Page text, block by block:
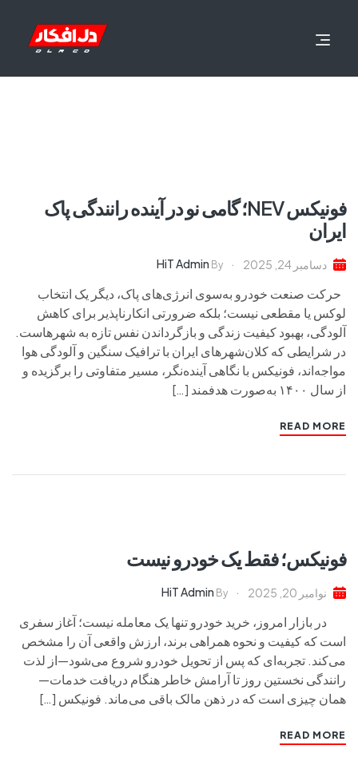
فونیکس NEV؛ گامی نو در آینده رانندگی پاک
ایران
دسامبر 24, 2025 By
HiT Admin
حرکت صنعت خودرو به‌سوی انرژی‌های پاک، دیگر یک انتخاب
لوکس یا مقطعی نیست؛ بلکه ضرورتی انکارناپذیر برای کاهش
آلودگی، بهبود کیفیت زندگی و بازگرداندن نفس تازه به شهرهاست.
در شرایطی که کلان‌شهرهای ایران با ترافیک سنگین و آلودگی هوا
مواجه‌اند، فونیکس با نگاهی آینده‌نگر، مسیر متفاوتی را برگزیده و
از سال ۱۴۰۰ به‌صورت هدفمند […]
READ MORE
فونیکس؛ فقط یک خودرو نیست
نوامبر 20, 2025 By
HiT Admin
در بازار امروز، خرید خودرو تنها یک معامله نیست؛ آغاز سفری
است که کیفیت و نحوه همراهی برند، ارزش واقعی آن را مشخص
می‌کند. تجربه‌ای که پس از تحویل خودرو شروع می‌شود—از لذت
رانندگی نخستین روز تا آرامش خاطر هنگام دریافت خدمات—
همان چیزی است که در ذهن مالک باقی می‌ماند. فونیکس […]
READ MORE